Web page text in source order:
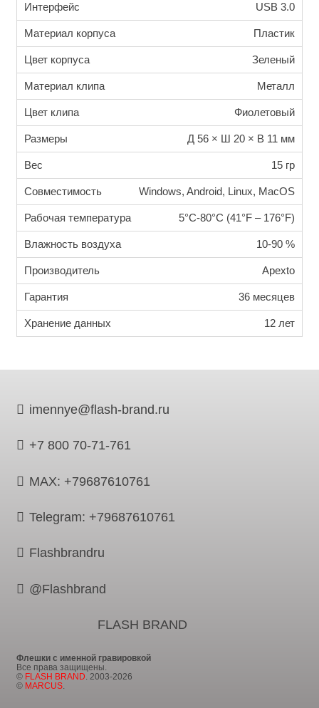
Интерфейс USB 3.0
Материал корпуса Пластик
Цвет корпуса Зеленый
Материал клипа Металл
Цвет клипа Фиолетовый
Размеры Д 56 × Ш 20 × В 11 мм
Вес 15 гр
Совместимость Windows, Android, Linux, MacOS
Рабочая температура 5°C-80°C (41°F – 176°F)
Влажность воздуха 10-90 %
Производитель Apexto
Гарантия 36 месяцев
Хранение данных 12 лет
imennye@flash-brand.ru
+7 800 70-71-761
MAX: +79687610761
Telegram: +79687610761
Flashbrandru
@Flashbrand
FLASH BRAND
Флешки с именной гравировкой
Все права защищены.
© FLASH BRAND . 2003-2026
© MARCUS.